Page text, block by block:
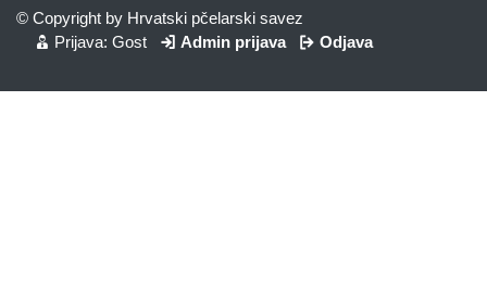
© Copyright by Hrvatski pčelarski savez
Prijava: Gost
Admin prijava Odjava